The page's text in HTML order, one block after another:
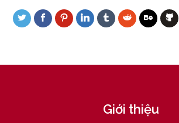
Giới thiệu